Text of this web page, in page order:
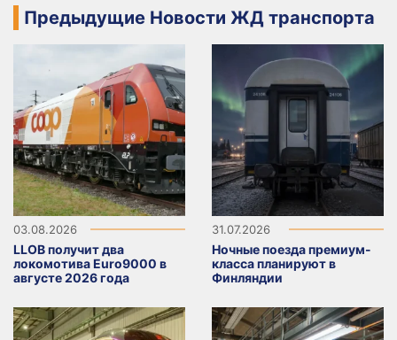
Предыдущие Новости ЖД транспорта
03.08.2026
LLOB получит два
локомотива Euro9000 в
августе 2026 года
31.07.2026
Ночные поезда премиум-
класса планируют в
Финляндии